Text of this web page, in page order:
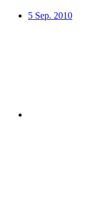
5 Sep. 2010